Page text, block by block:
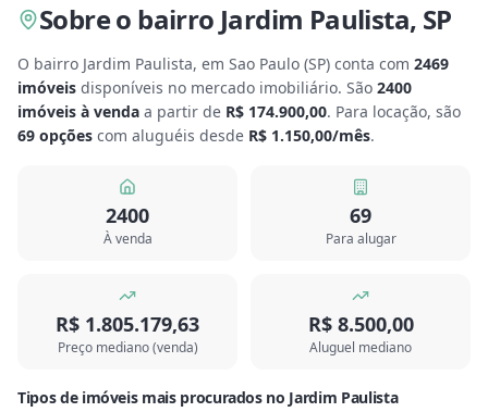
Sobreo bairro Jardim Paulista, SP
O bairro Jardim Paulista, em Sao Paulo (SP) conta com 2469
imóveis disponíveis no mercado imobiliário. São 2400
imóveis à venda a partir de R$ 174.900,00. Para locação, são
69 opções com aluguéis desde R$ 1.150,00/mês.
2400
À venda
69
Para alugar
R$ 1.805.179,63
Preço mediano (venda)
R$ 8.500,00
Aluguel mediano
Tipos de imóveis mais procurados no Jardim Paulista